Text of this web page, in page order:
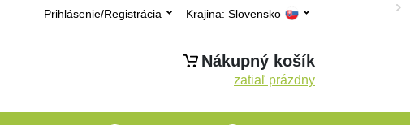
Krajina: Slovensko
Prihlásenie/Registrácia
Nákupný košík
zatiaľ prázdny